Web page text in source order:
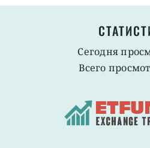
Сегодня
Всего